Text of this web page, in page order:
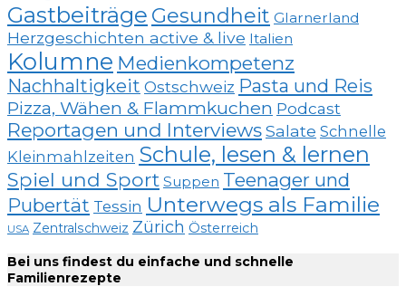
Gastbeiträge Gesundheit Glarnerland
Herzgeschichten active & live Italien
Kolumne Medienkompetenz
Nachhaltigkeit Ostschweiz Pasta und Reis
Pizza, Wähen & Flammkuchen Podcast
Reportagen und InterviewsSalate Schnelle
Kleinmahlzeiten Schule, lesen & lernen
Spiel und Sport Suppen Teenager und
Pubertät Tessin Unterwegs als Familie
USA Zentralschweiz Zürich Österreich
Bei uns findest du einfache und schnelle
Familienrezepte